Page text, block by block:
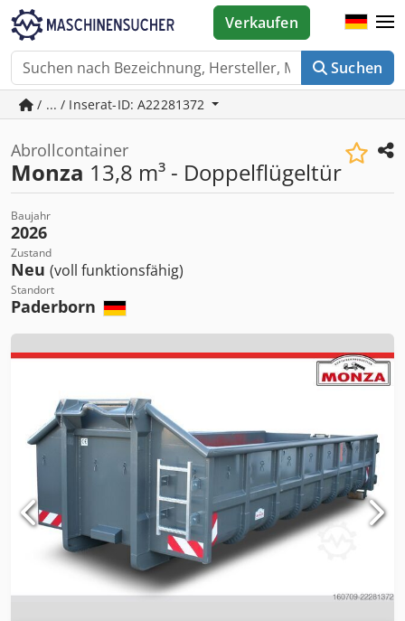
Suchen
Verkaufen
/ ... / Inserat-ID: A22281372
Abrollcontainer
Monza 13,8 m³ - Doppelflügeltür
Baujahr
2026
Zustand
Neu (voll funktionsfähig)
Standort
Paderborn